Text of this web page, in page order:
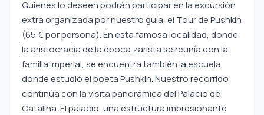
Quienes lo deseen podrán participar en la excursión
extra organizada por nuestro guía, el Tour de Pushkin
(65 € por persona). En esta famosa localidad, donde
la aristocracia de la época zarista se reunía con la
familia imperial, se encuentra también la escuela
donde estudió el poeta Pushkin. Nuestro recorrido
continúa con la visita panorámica del Palacio de
Catalina. El palacio, una estructura impresionante